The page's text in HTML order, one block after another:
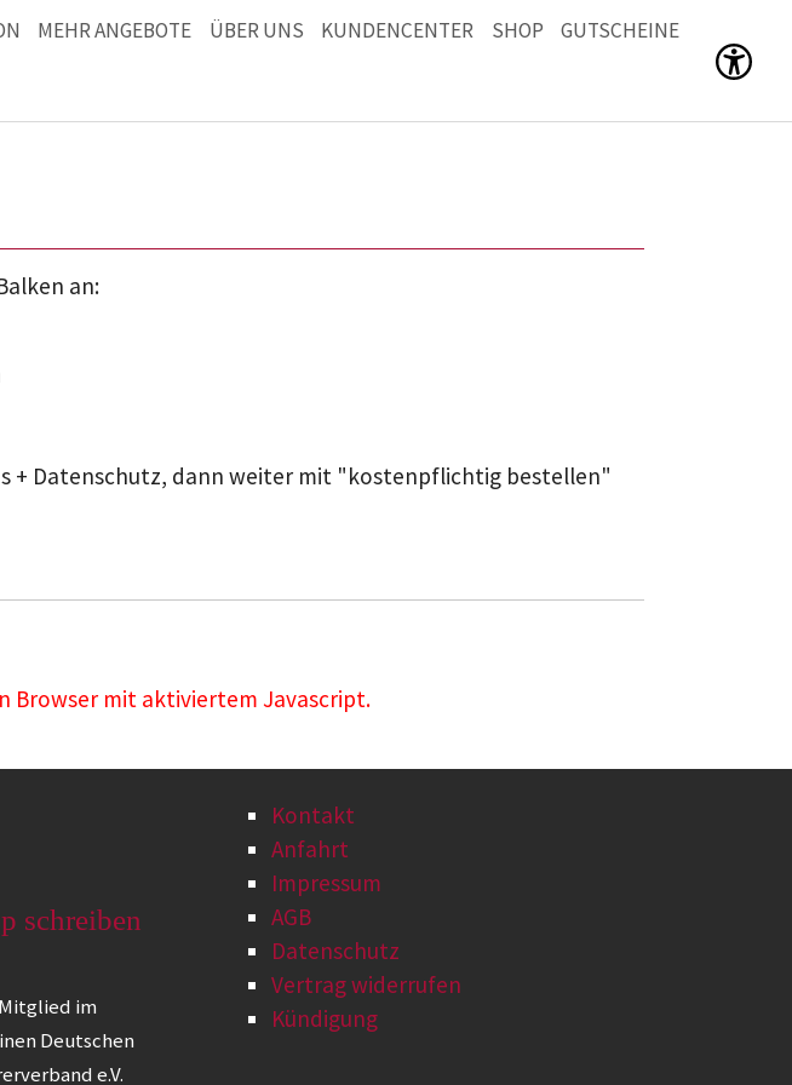
MEHR ANGEBOTE ÜBER UNS KUNDENCENTER SHOP GUTSCHEINE
an:
+ Datenschutz, dann weiter mit "kostenpflichtig bestellen"
Browser mit aktiviertem Javascript.
schreiben
im
Deutschen
e.V.
Kontakt
Anfahrt
Impressum
AGB
Datenschutz
Vertrag widerrufen
Kündigung